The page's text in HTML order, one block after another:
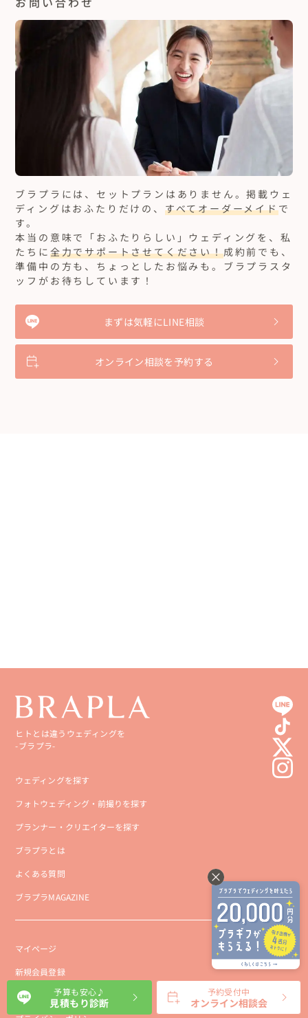
ブラプラには、セットプランはありません。掲載ウェ
ディングはおふたりだけの、 すべてオーダーメイドで
す。
本当の意味で「おふたりらしい」ウェディングを、私
たちに 全力でサポートさせてください！成約前でも、
準備中の方も、ちょっとしたお悩みも。ブラプラスタ
ッフがお待ちしています！
まずは気軽にLINE相談
オンライン相談を予約する
ヒトとは違うウェディングを
-ブラプラ-
ウェディングを探す
フォトウェディング・前撮りを探す
プランナー・クリエイターを探す
ブラプラとは
よくある質問
ブラプラMAGAZINE
マイページ
新規会員登録
会社概要
予算も安心♪
見積もり診断
予約受付中
オンライン相談会